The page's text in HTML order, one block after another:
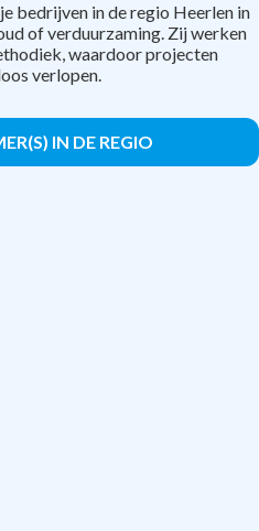
bedrijven in de regio Heerlen in
of verduurzaming. Zij werken
waardoor projecten
verlopen.
IN DE REGIO